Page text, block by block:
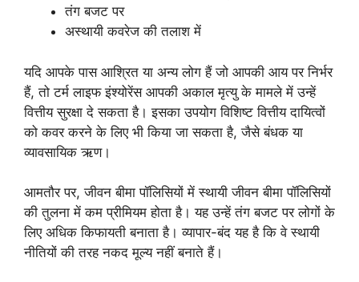
तंग बजट पर
अस्थायी कवरेज की तलाश में
यदि आपके पास आश्रित या अन्य लोग हैं जो आपकी आय पर निर्भर
हैं, तो टर्म लाइफ इंश्योरेंस आपकी अकाल मृत्यु के मामले में उन्हें
वित्तीय सुरक्षा दे सकता है। इसका उपयोग विशिष्ट वित्तीय दायित्वों
को कवर करने के लिए भी किया जा सकता है, जैसे बंधक या
व्यावसायिक ऋण।
आमतौर पर, जीवन बीमा पॉलिसियों में स्थायी जीवन बीमा पॉलिसियों
की तुलना में कम प्रीमियम होता है। यह उन्हें तंग बजट पर लोगों के
लिए अधिक किफायती बनाता है। व्यापार-बंद यह है कि वे स्थायी
नीतियों की तरह नकद मूल्य नहीं बनाते हैं।